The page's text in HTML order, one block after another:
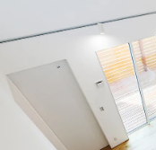
家づくり学
お悩み・相
よくある質問